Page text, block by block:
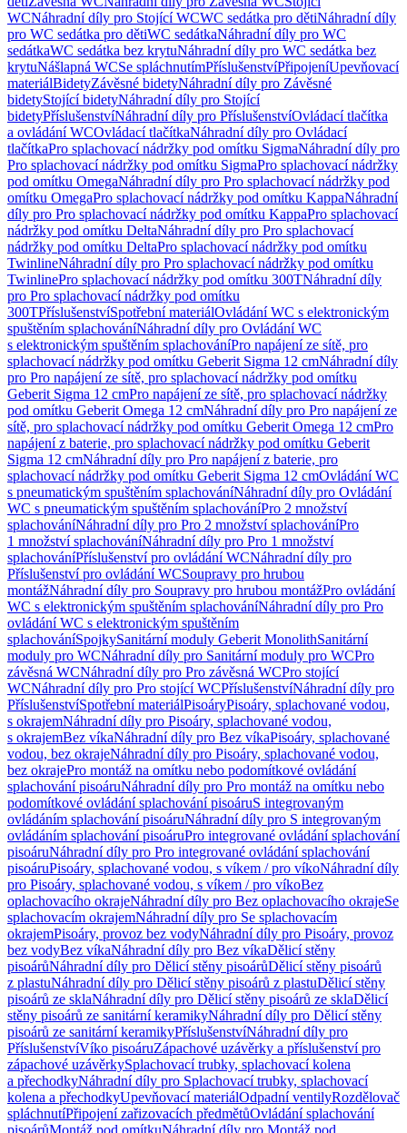
WCNáhradní díly pro Stojící WCWC sedátka pro dětiNáhradní díly
pro WC sedátka pro dětiWC sedátkaNáhradní díly pro WC
sedátkaWC sedátka bez krytuNáhradní díly pro WC sedátka bez
krytuNášlapná WCSe spláchnutímPříslušenstvíPřipojeníUpevňovací
materiálBidetyZávěsné bidetyNáhradní díly pro Závěsné
bidetyStojící bidetyNáhradní díly pro Stojící
bidetyPříslušenstvíNáhradní díly pro PříslušenstvíOvládací tlačítka
a ovládání WCOvládací tlačítkaNáhradní díly pro Ovládací
tlačítkaPro splachovací nádržky pod omítku SigmaNáhradní díly pro
Pro splachovací nádržky pod omítku SigmaPro splachovací nádržky
pod omítku OmegaNáhradní díly pro Pro splachovací nádržky pod
omítku OmegaPro splachovací nádržky pod omítku KappaNáhradní
díly pro Pro splachovací nádržky pod omítku KappaPro splachovací
nádržky pod omítku DeltaNáhradní díly pro Pro splachovací
nádržky pod omítku DeltaPro splachovací nádržky pod omítku
TwinlineNáhradní díly pro Pro splachovací nádržky pod omítku
TwinlinePro splachovací nádržky pod omítku 300TNáhradní díly
pro Pro splachovací nádržky pod omítku
300TPříslušenstvíSpotřební materiálOvládání WC s elektronickým
spuštěním splachováníNáhradní díly pro Ovládání WC
s elektronickým spuštěním splachováníPro napájení ze sítě, pro
splachovací nádržky pod omítku Geberit Sigma 12 cmNáhradní díly
pro Pro napájení ze sítě, pro splachovací nádržky pod omítku
Geberit Sigma 12 cmPro napájení ze sítě, pro splachovací nádržky
pod omítku Geberit Omega 12 cmNáhradní díly pro Pro napájení ze
sítě, pro splachovací nádržky pod omítku Geberit Omega 12 cmPro
napájení z baterie, pro splachovací nádržky pod omítku Geberit
Sigma 12 cmNáhradní díly pro Pro napájení z baterie, pro
splachovací nádržky pod omítku Geberit Sigma 12 cmOvládání WC
s pneumatickým spuštěním splachováníNáhradní díly pro Ovládání
WC s pneumatickým spuštěním splachováníPro 2 množství
splachováníNáhradní díly pro Pro 2 množství splachováníPro
1 množství splachováníNáhradní díly pro Pro 1 množství
splachováníPříslušenství pro ovládání WCNáhradní díly pro
Příslušenství pro ovládání WCSoupravy pro hrubou
montážNáhradní díly pro Soupravy pro hrubou montážPro ovládání
WC s elektronickým spuštěním splachováníNáhradní díly pro Pro
ovládání WC s elektronickým spuštěním
splachováníSpojkySanitární moduly Geberit MonolithSanitární
moduly pro WCNáhradní díly pro Sanitární moduly pro WCPro
závěsná WCNáhradní díly pro Pro závěsná WCPro stojící
WCNáhradní díly pro Pro stojící WCPříslušenstvíNáhradní díly pro
PříslušenstvíSpotřební materiálPisoáryPisoáry, splachované vodou,
s okrajemNáhradní díly pro Pisoáry, splachované vodou,
s okrajemBez víkaNáhradní díly pro Bez víkaPisoáry, splachované
vodou, bez okrajeNáhradní díly pro Pisoáry, splachované vodou,
bez okrajePro montáž na omítku nebo podomítkové ovládání
splachování pisoáruNáhradní díly pro Pro montáž na omítku nebo
podomítkové ovládání splachování pisoáruS integrovaným
ovládáním splachování pisoáruNáhradní díly pro S integrovaným
ovládáním splachování pisoáruPro integrované ovládání splachování
pisoáruNáhradní díly pro Pro integrované ovládání splachování
pisoáruPisoáry, splachované vodou, s víkem / pro víkoNáhradní díly
pro Pisoáry, splachované vodou, s víkem / pro víkoBez
oplachovacího okrajeNáhradní díly pro Bez oplachovacího okrajeSe
splachovacím okrajemNáhradní díly pro Se splachovacím
okrajemPisoáry, provoz bez vodyNáhradní díly pro Pisoáry, provoz
bez vodyBez víkaNáhradní díly pro Bez víkaDělicí stěny
pisoárůNáhradní díly pro Dělicí stěny pisoárůDělicí stěny pisoárů
z plastuNáhradní díly pro Dělicí stěny pisoárů z plastuDělicí stěny
pisoárů ze sklaNáhradní díly pro Dělicí stěny pisoárů ze sklaDělicí
stěny pisoárů ze sanitární keramikyNáhradní díly pro Dělicí stěny
pisoárů ze sanitární keramikyPříslušenstvíNáhradní díly pro
PříslušenstvíVíko pisoáruZápachové uzávěrky a příslušenství pro
zápachové uzávěrkySplachovací trubky, splachovací kolena
a přechodkyNáhradní díly pro Splachovací trubky, splachovací
kolena a přechodkyUpevňovací materiálOdpadní ventilyRozdělovač
spláchnutíPřipojení zařizovacích předmětůOvládání splachování
pisoárůMontáž pod omítkuNáhradní díly pro Montáž pod